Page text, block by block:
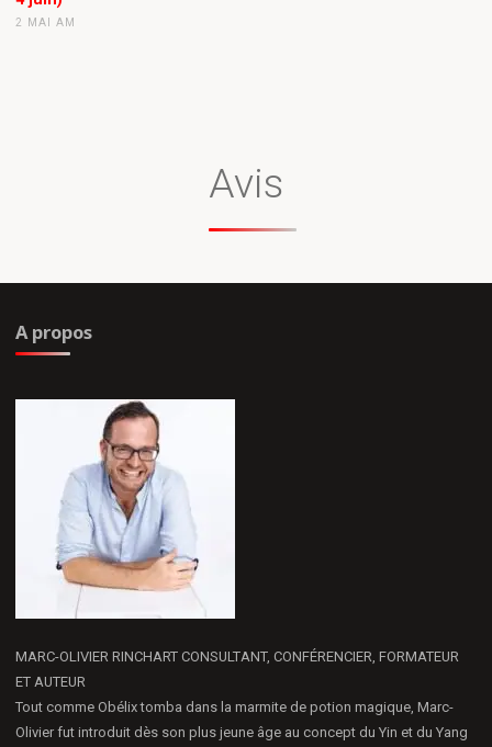
2 MAI AM
Avis
A propos
MARC-OLIVIER RINCHART CONSULTANT, CONFÉRENCIER, FORMATEUR
ET AUTEUR
Tout comme Obélix tomba dans la marmite de potion magique, Marc-
Olivier fut introduit dès son plus jeune âge au concept du Yin et du Yang